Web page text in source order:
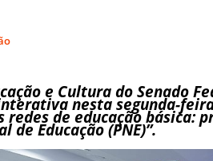
e Cultura do Senado
nesta segunda-
redes de educação básica:
de Educação (PNE)”.